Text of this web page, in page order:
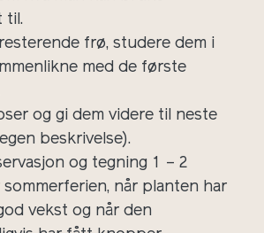
til.
frø, studere dem i
med de første
og gi dem videre til neste
beskrivelse).
og tegning 1 – 2
når planten har
vekst og når den